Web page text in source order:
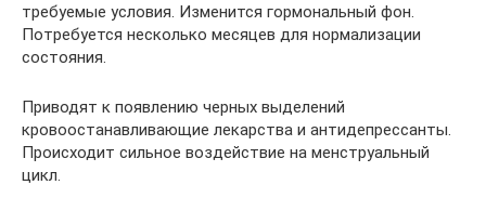
требуемые условия. Изменится гормональный фон.
Потребуется несколько месяцев для нормализации
состояния.
Приводят к появлению черных выделений
кровоостанавливающие лекарства и антидепрессанты.
Происходит сильное воздействие на менструальный
цикл.